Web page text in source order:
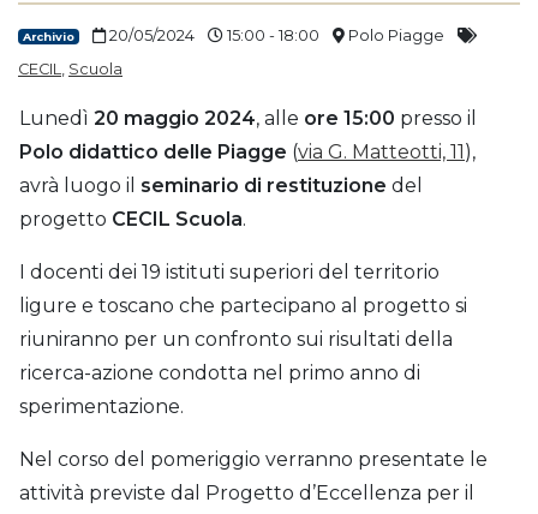
Archivio 20/05/2024 15:00 - 18:00
Polo Piagge
CECIL, Scuola
Lunedì 20 maggio 2024, alle ore 15:00 presso il
Polo didattico delle Piagge (via G. Matteotti, 11),
avrà luogo il seminario di restituzione del
progetto CECIL Scuola.
I docenti dei 19 istituti superiori del territorio
ligure e toscano che partecipano al progetto si
riuniranno per un confronto sui risultati della
ricerca-azione condotta nel primo anno di
sperimentazione.
Nel corso del pomeriggio verranno presentate le
attività previste dal Progetto d’Eccellenza per il